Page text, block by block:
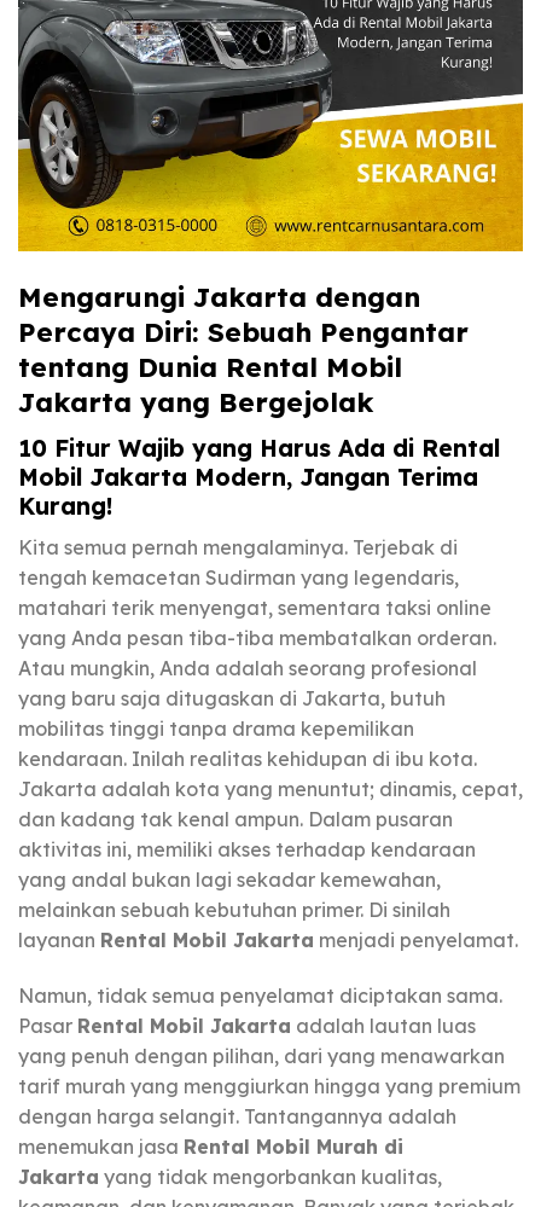
Mengarungi Jakarta dengan
Percaya Diri: Sebuah Pengantar
tentang Dunia Rental Mobil
Jakarta yang Bergejolak
10 Fitur Wajib yang Harus Ada di Rental
Mobil Jakarta Modern, Jangan Terima
Kurang!
Kita semua pernah mengalaminya. Terjebak di
tengah kemacetan Sudirman yang legendaris,
matahari terik menyengat, sementara taksi online
yang Anda pesan tiba-tiba membatalkan orderan.
Atau mungkin, Anda adalah seorang profesional
yang baru saja ditugaskan di Jakarta, butuh
mobilitas tinggi tanpa drama kepemilikan
kendaraan. Inilah realitas kehidupan di ibu kota.
Jakarta adalah kota yang menuntut; dinamis, cepat,
dan kadang tak kenal ampun. Dalam pusaran
aktivitas ini, memiliki akses terhadap kendaraan
yang andal bukan lagi sekadar kemewahan,
melainkan sebuah kebutuhan primer. Di sinilah
layanan Rental Mobil Jakarta menjadi penyelamat.
Namun, tidak semua penyelamat diciptakan sama.
Pasar Rental Mobil Jakarta adalah lautan luas
yang penuh dengan pilihan, dari yang menawarkan
tarif murah yang menggiurkan hingga yang premium
dengan harga selangit. Tantangannya adalah
menemukan jasa Rental Mobil Murah di
Jakarta yang tidak mengorbankan kualitas,